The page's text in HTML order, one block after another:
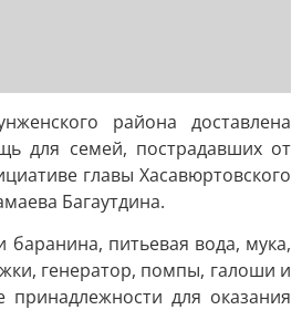
района доставлена
для семей, пострадавших от
главы Хасавюртовского
Багаутдина.
баранина, питьевая вода, мука,
генератор, помпы, галоши и
принадлежности для оказания